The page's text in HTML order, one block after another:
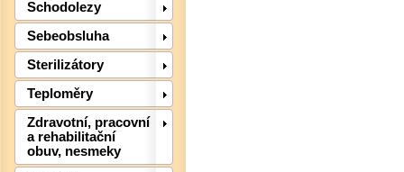
Schodolezy
Sebeobsluha
Sterilizátory
Teploměry
Zdravotní, pracovní
a rehabilitační
obuv, nesmeky